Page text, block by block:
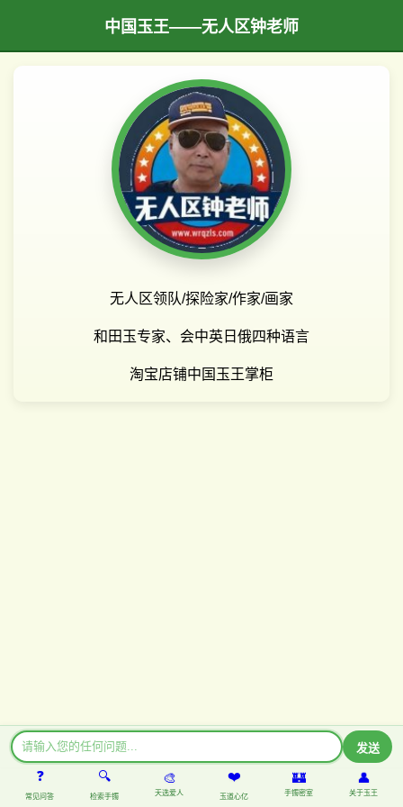
中国玉王——无人区钟老师
无人区领队/探险家/作家/画家
和田玉专家、会中英日俄四种语言
淘宝店铺中国玉王掌柜
发送
❓
常见问答
🔍
检索手镯
🎨
天选爱人
❤️
玉道心亿
🏰
手镯密室
👤️
关于玉王